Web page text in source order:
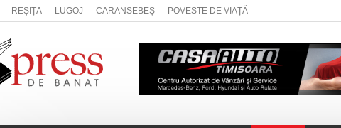
REȘIȚA LUGOJ CARANSEBEȘ POVESTE DE VIAȚĂ